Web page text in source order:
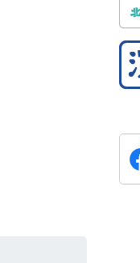
公
式
S